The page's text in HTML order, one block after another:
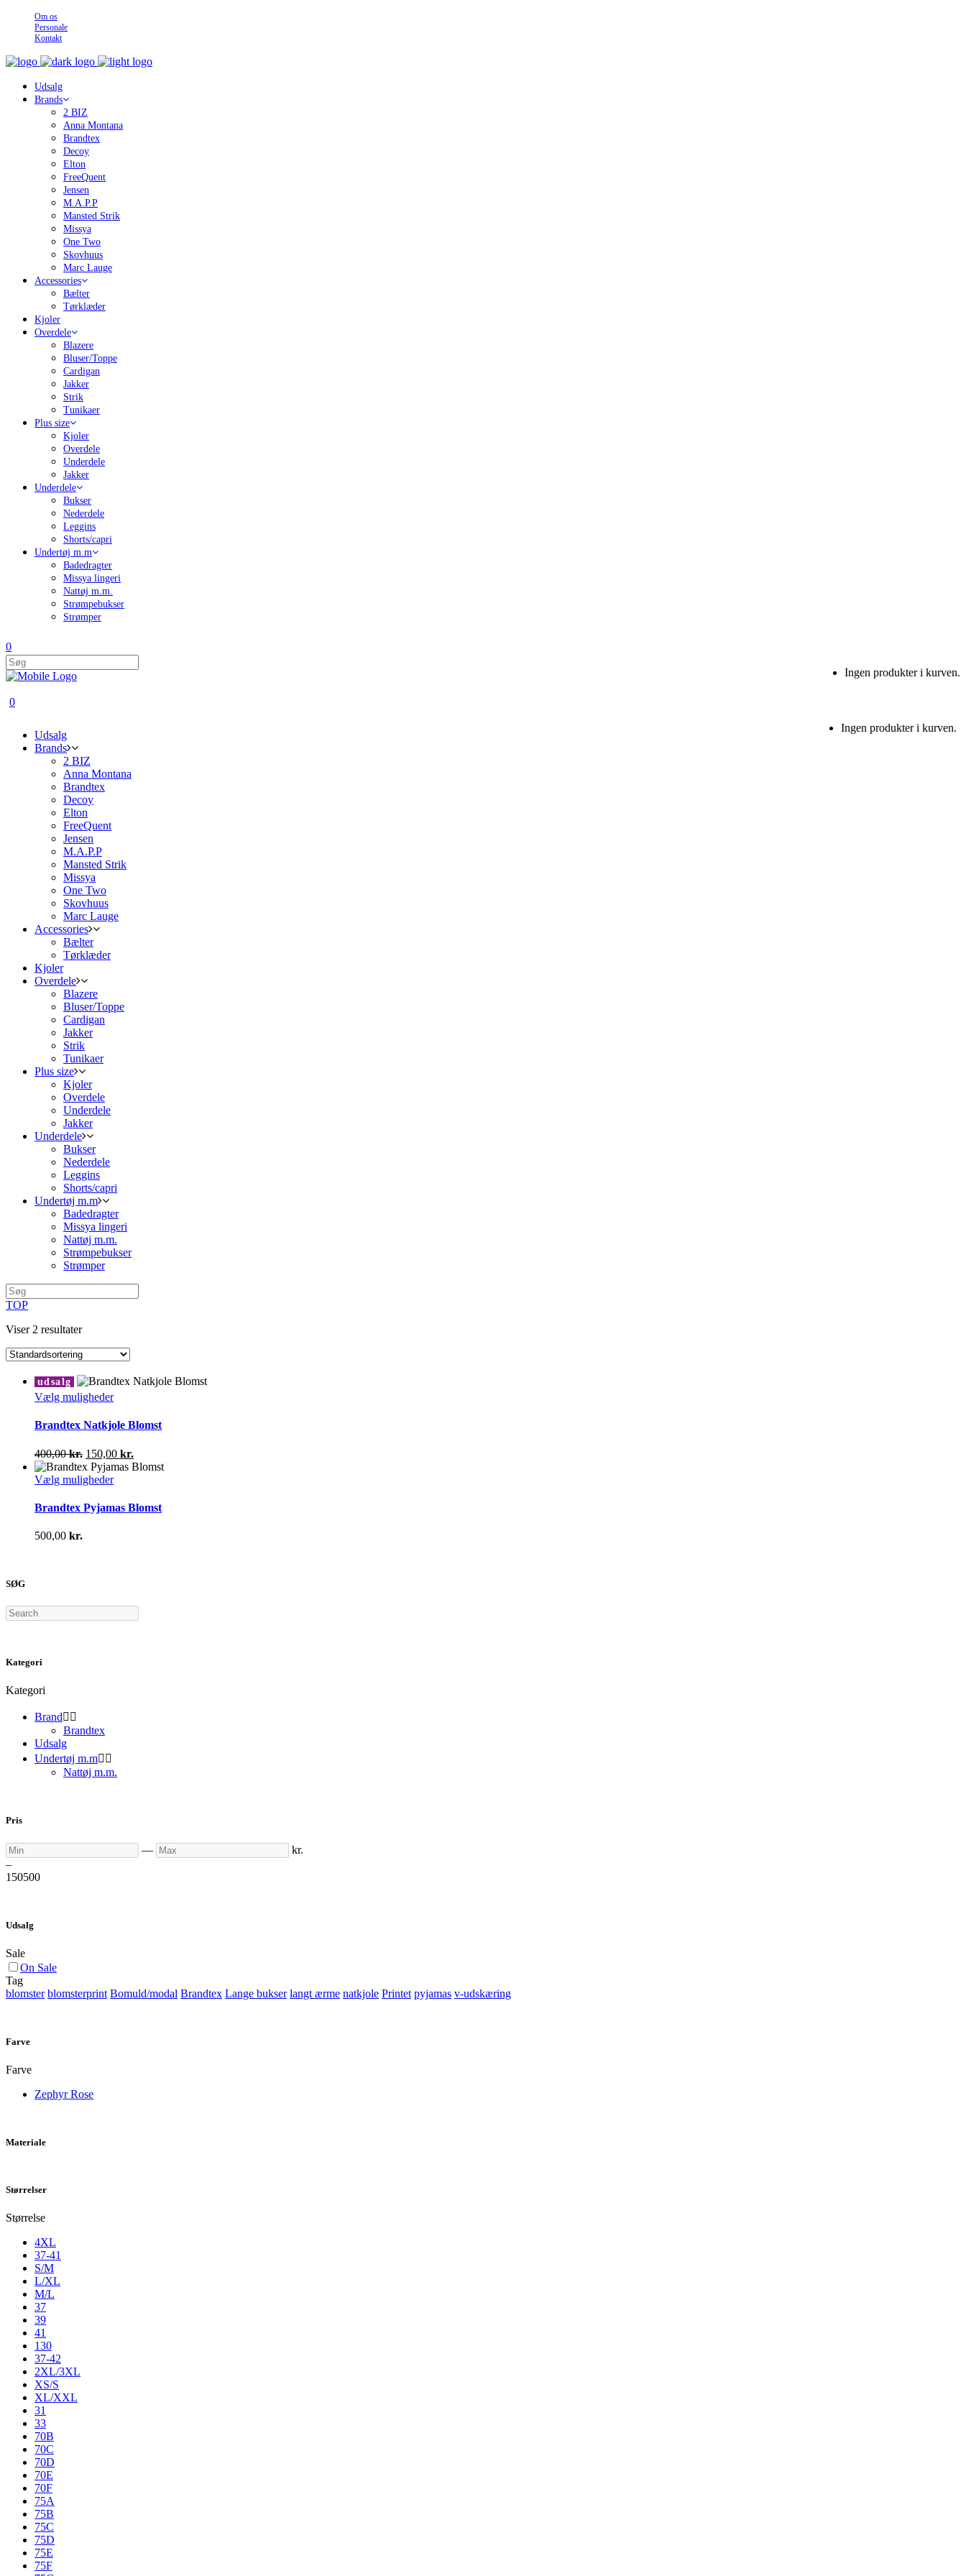
Om os
Personale
Kontakt
Udsalg
Brands
2 BIZ
Anna Montana
Brandtex
Decoy
Elton
FreeQuent
Jensen
M.A.P.P
Mansted Strik
Missya
One Two
Skovhuus
Marc Lauge
Accessories
Bælter
Tørklæder
Kjoler
Overdele
Blazere
Bluser/Toppe
Cardigan
Jakker
Strik
Tunikaer
Plus size
Kjoler
Overdele
Underdele
Jakker
Underdele
Bukser
Nederdele
Leggins
Shorts/capri
Undertøj m.m
Badedragter
Missya lingeri
Nattøj m.m.
Strømpebukser
Strømper
0
Ingen produkter i kurven.
0
Ingen produkter i kurven.
Udsalg
Brands
2 BIZ
Anna Montana
Brandtex
Decoy
Elton
FreeQuent
Jensen
M.A.P.P
Mansted Strik
Missya
One Two
Skovhuus
Marc Lauge
Accessories
Bælter
Tørklæder
Kjoler
Overdele
Blazere
Bluser/Toppe
Cardigan
Jakker
Strik
Tunikaer
Plus size
Kjoler
Overdele
Underdele
Jakker
Underdele
Bukser
Nederdele
Leggins
Shorts/capri
Undertøj m.m
Badedragter
Missya lingeri
Nattøj m.m.
Strømpebukser
Strømper
TOP
Viser 2 resultater
udsalg
Vælg mulighederDette
har
varianter.
Mulighederne
kan
vælges
varesiden
Brandtex Natkjole Blomst
400,00kr. Den
oprindelige
pris
400,00 kr..
150,00 kr.
aktuelle
150,00 kr..
Vælg mulighederDette
har
Brandtex Pyjamas Blomst
500,00 kr.
SØG
Search
Kategori
Kategori
Brand 
Brandtex
Udsalg
Undertøj m.m 
Nattøj m.m.
Pris
Min — Max
kr.
–
150500
Udsalg
Sale
On Sale
Tag
blomster blomsterprint Bomuld/modal Brandtex Lange bukser langt ærme natkjole Printet pyjamas v-udskæring
Farve
Farve
Zephyr Rose
Materiale
Størrelser
Størrelse
4XL
37-41
S/M
L/XL
M/L
37
39
41
130
37-42
2XL/3XL
XS/S
XL/XXL
31
33
70B
70C
70D
70E
70F
75A
75B
75C
75D
75E
75F